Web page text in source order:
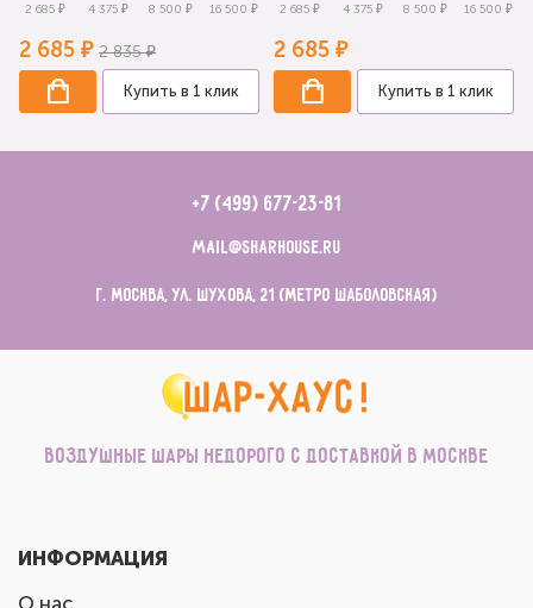
2 685 ₽ 4 375 ₽ 8 500 ₽ 16 500 ₽
2 685 ₽ 2 835 ₽
Купить в 1 клик
2 685 ₽ 4 375 ₽ 8 500 ₽ 16 500 ₽
2 685 ₽
Купить в 1 клик
+7 (499) 677-23-81
mail@sharhouse.ru
г. Москва, ул. Шухова, 21 (метро Шаболовская)
Воздушные шары недорого с доставкой в Москве
ИНФОРМАЦИЯ
О нас